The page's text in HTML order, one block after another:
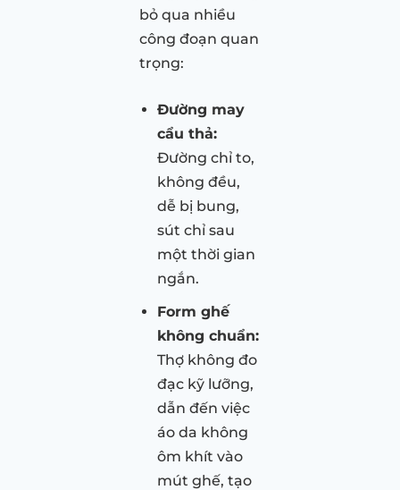
bỏ qua nhiều
công đoạn quan
trọng:
Đường may
cẩu thả:
Đường chỉ to,
không đều,
dễ bị bung,
sút chỉ sau
một thời gian
ngắn.
Form ghế
không chuẩn:
Thợ không đo
đạc kỹ lưỡng,
dẫn đến việc
áo da không
ôm khít vào
mút ghế, tạo